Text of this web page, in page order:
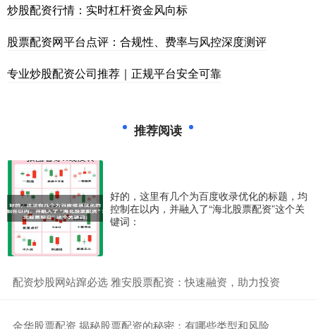
炒股配资行情：实时杠杆资金风向标
股票配资网平台点评：合规性、费率与风控深度测评
专业炒股配资公司推荐｜正规平台安全可靠
推荐阅读
好的，这里有几个为百度收录优化的标题，均
控制在以内，并融入了“海北股票配资”这个关
键词：
​配资炒股网站蹿必选 雅安股票配资：快速融资，助力投资
​金华股票配资 揭秘股票配资的秘密：有哪些类型和风险